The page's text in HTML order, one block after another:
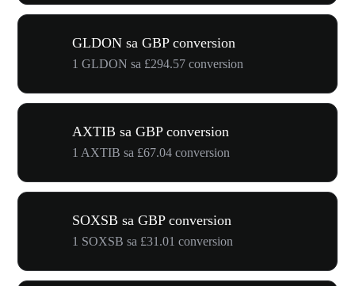
GLDON sa GBP conversion
1 GLDON sa £294.57 conversion
AXTIB sa GBP conversion
1 AXTIB sa £67.04 conversion
SOXSB sa GBP conversion
1 SOXSB sa £31.01 conversion